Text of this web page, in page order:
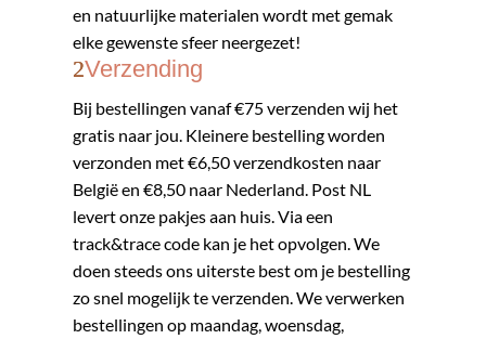
en natuurlijke materialen wordt met gemak
elke gewenste sfeer neergezet!
Verzending
​​Bij bestellingen vanaf €75 verzenden wij het
gratis naar jou. Kleinere bestelling worden
verzonden met €6,50 verzendkosten naar
België en €8,50 naar Nederland. Post NL
levert onze pakjes aan huis. Via een
track&trace code kan je het opvolgen. We
doen steeds ons uiterste best om je bestelling
zo snel mogelijk te verzenden. We verwerken
bestellingen op maandag, woensdag,